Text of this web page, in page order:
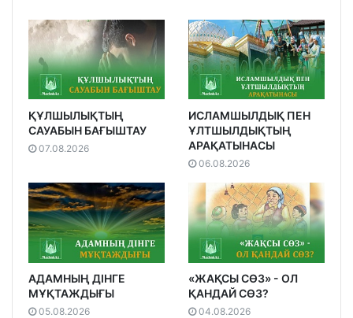
ҚҰЛШЫЛЫҚТЫҢ
САУАБЫН БАҒЫШТАУ
07.08.2026
ИСЛАМШЫЛДЫҚ ПЕН
ҰЛТШЫЛДЫҚТЫҢ
АРАҚАТЫНАСЫ
06.08.2026
АДАМНЫҢ ДІНГЕ
МҰҚТАЖДЫҒЫ
05.08.2026
«ЖАҚСЫ СӨЗ» - ОЛ
ҚАНДАЙ СӨЗ?
04.08.2026